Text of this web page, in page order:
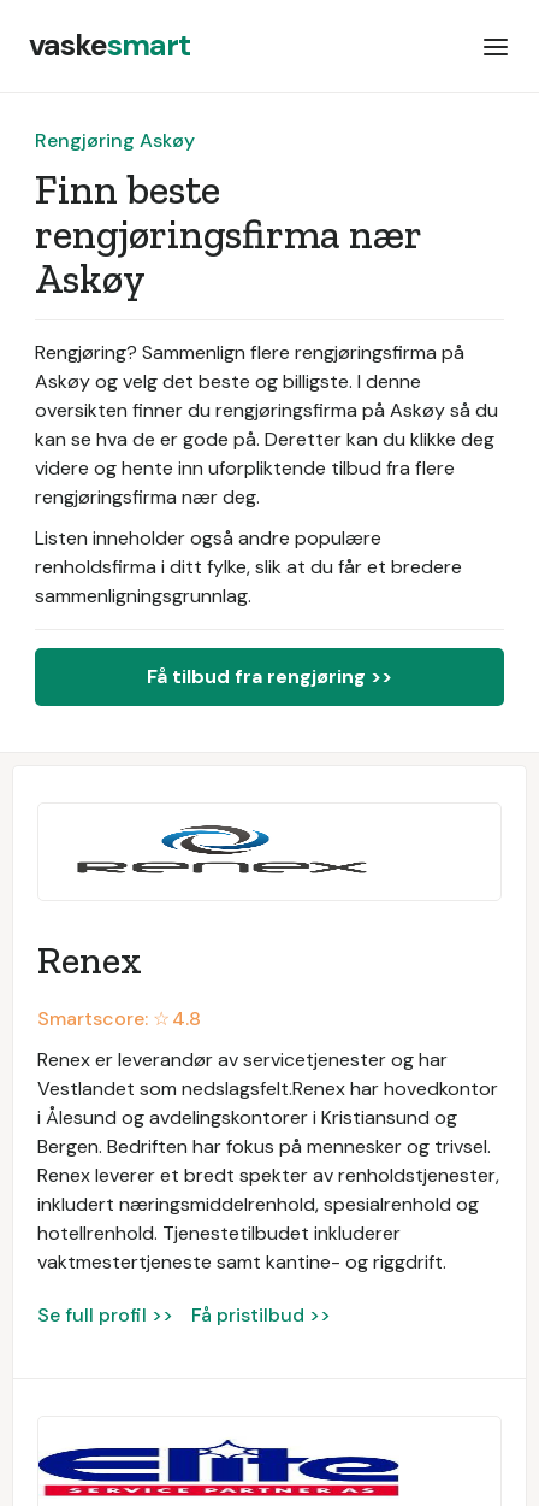
vaskesmart
Rengjøring Askøy
Finn beste
rengjøringsfirma nær
Askøy
Rengjøring? Sammenlign flere rengjøringsfirma på
Askøy og velg det beste og billigste. I denne
oversikten finner du rengjøringsfirma på Askøy så du
kan se hva de er gode på. Deretter kan du klikke deg
videre og hente inn uforpliktende tilbud fra flere
rengjøringsfirma nær deg.
Listen inneholder også andre populære
renholdsfirma i ditt fylke, slik at du får et bredere
sammenligningsgrunnlag.
Få tilbud fra rengjøring >>
Renex
Smartscore: ☆4.8
Renex er leverandør av servicetjenester og har
Vestlandet som nedslagsfelt.Renex har hovedkontor
i Ålesund og avdelingskontorer i Kristiansund og
Bergen. Bedriften har fokus på mennesker og trivsel.
Renex leverer et bredt spekter av renholdstjenester,
inkludert næringsmiddelrenhold, spesialrenhold og
hotellrenhold. Tjenestetilbudet inkluderer
vaktmestertjeneste samt kantine- og riggdrift.
Se full profil >> Få pristilbud >>